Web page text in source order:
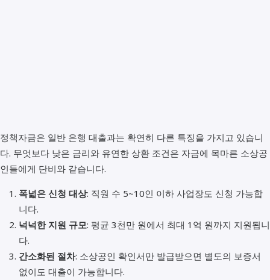
정책자금은 일반 은행 대출과는 확연히 다른 특징을 가지고 있습니
다. 무엇보다 낮은 금리와 유연한 상환 조건은 자금에 목마른 소상공
인들에게 단비와 같습니다.
폭넓은 신청 대상: 직원 수 5~10인 이하 사업장도 신청 가능합
니다.
넉넉한 지원 규모: 평균 3천만 원에서 최대 1억 원까지 지원됩니
다.
간소화된 절차: 소상공인 확인서만 발급받으면 별도의 보증서
없이도 대출이 가능합니다.